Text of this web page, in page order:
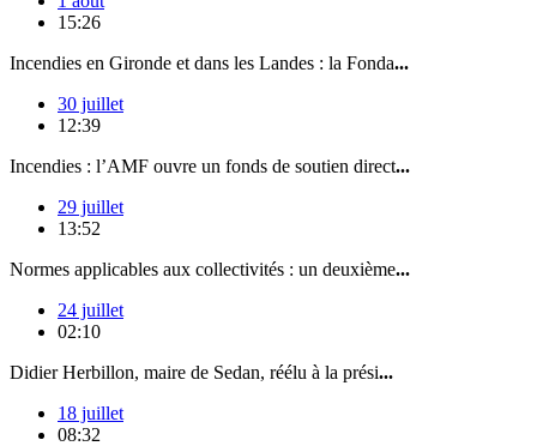
15:26
Incendies en Gironde et dans les Landes : la Fonda...
30 juillet
12:39
Incendies : l’AMF ouvre un fonds de soutien direct...
29 juillet
13:52
Normes applicables aux collectivités : un deuxième...
24 juillet
02:10
Didier Herbillon, maire de Sedan, réélu à la prési...
18 juillet
08:32